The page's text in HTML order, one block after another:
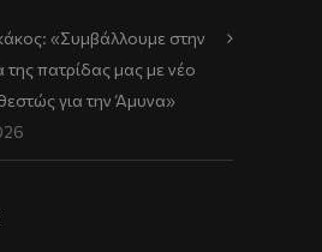
«Συμβάλλουμε στην
της πατρίδας μας με νέο
για την Άμυνα»